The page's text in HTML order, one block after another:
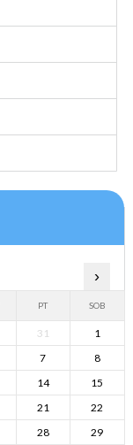
›
PT SOB
31
1
7
8
14
15
21
22
28
29